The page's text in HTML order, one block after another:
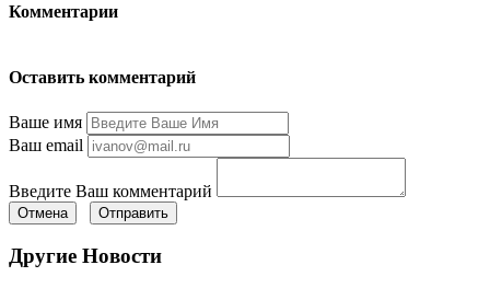
Комментарии
Оставить комментарий
Ваше имя
Ваш email
Введите Ваш комментарий
Отмена Отправить
Другие Новости